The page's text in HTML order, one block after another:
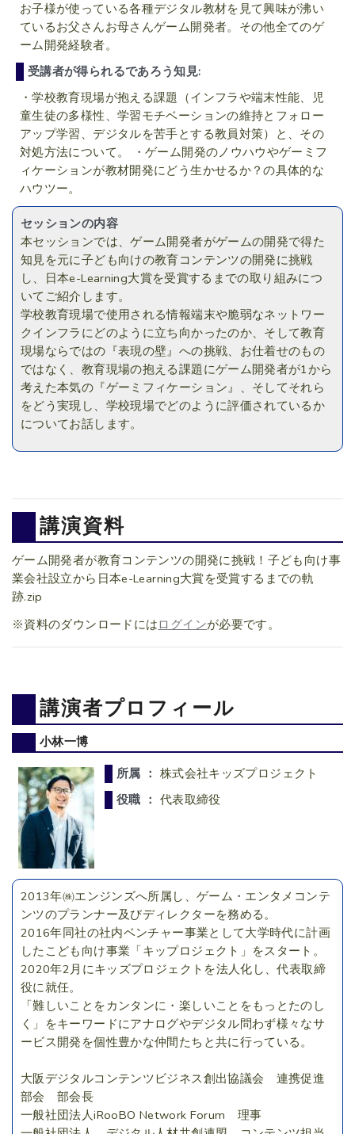
お子様が使っている各種デジタル教材を見て興味が沸い
ているお父さんお母さんゲーム開発者。その他全てのゲ
ーム開発経験者。
受講者が得られるであろう知見:
・学校教育現場が抱える課題（インフラや端末性能、児
童生徒の多様性、学習モチベーションの維持とフォロー
アップ学習、デジタルを苦手とする教員対策）と、その
対処方法について。 ・ゲーム開発のノウハウやゲーミフ
ィケーションが教材開発にどう生かせるか？の具体的な
ハウツー。
セッションの内容
本セッションでは、ゲーム開発者がゲームの開発で得た
知見を元に子ども向けの教育コンテンツの開発に挑戦
し、日本e-Learning大賞を受賞するまでの取り組みにつ
いてご紹介します。
学校教育現場で使用される情報端末や脆弱なネットワー
クインフラにどのように立ち向かったのか、そして教育
現場ならではの『表現の壁』への挑戦、お仕着せのもの
ではなく、教育現場の抱える課題にゲーム開発者が1から
考えた本気の『ゲーミフィケーション』、そしてそれら
をどう実現し、学校現場でどのように評価されているか
についてお話します。
講演資料
ゲーム開発者が教育コンテンツの開発に挑戦！子ども向け事
業会社設立から日本e-Learning大賞を受賞するまでの軌
跡.zip
※資料のダウンロードには ログインが必要です。
講演者プロフィール
小林一博
所属 ： 株式会社キッズプロジェクト
役職 ： 代表取締役
2013年㈱エンジンズへ所属し、ゲーム・エンタメコンテ
ンツのプランナー及びディレクターを務める。
2016年同社の社内ベンチャー事業として大学時代に計画
したこども向け事業「キップロジェクト」をスタート。
2020年2月にキッズプロジェクトを法人化し、代表取締
役に就任。
「難しいことをカンタンに・楽しいことをもっとたのし
く」をキーワードにアナログやデジタル問わず様々なサ
ービス開発を個性豊かな仲間たちと共に行っている。
大阪デジタルコンテンツビジネス創出協議会 連携促進
部会 部会長
一般社団法人iRooBO Network Forum 理事